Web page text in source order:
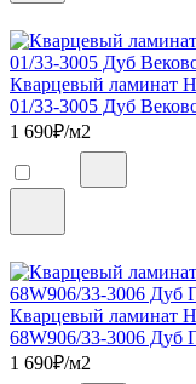
Кварцевый ламинат
01/33-3005 Дуб
1 690₽/м2
Кварцевый ламинат
68W906/33-3006 Дуб
1 690₽/м2